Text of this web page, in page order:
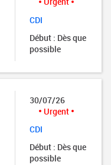
CDI
Début : Dès que
possible
30/07/26
Urgent
CDI
Début : Dès que
possible